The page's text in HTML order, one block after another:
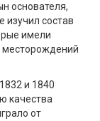
основателя,
состав
имели
и 1840
качества
от